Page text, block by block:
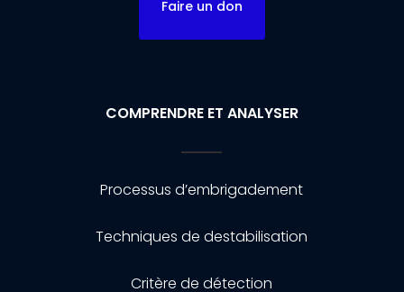
Faire un don
COMPRENDRE ET ANALYSER
Processus d’embrigadement
Techniques de destabilisation
Critère de détection